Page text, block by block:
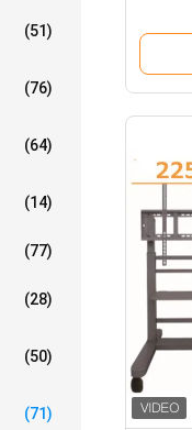
(51)
(76)
(64)
(14)
(77)
(28)
(50)
(71)